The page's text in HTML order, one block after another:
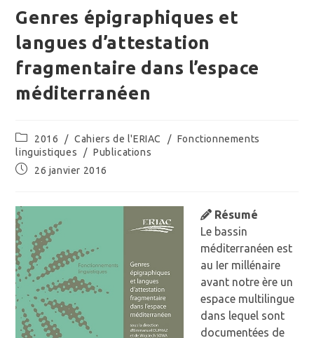
Genres épigraphiques et
langues d’attestation
fragmentaire dans l’espace
méditerranéen
Post
category:
2016 / Cahiers de l'ERIAC / Fonctionnements
linguistiques
/ Publications
Publication
26 janvier 2016
Résumé
Le bassin
méditerranéen est
au Ier millénaire
avant notre ère un
espace multilingue
dans lequel sont
documentées de